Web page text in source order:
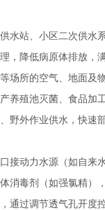
水站、小区二次供水
，降低病原体排放，
场所的空气、地面及
养殖池灭菌、食品加
野外作业供水，快速
接动力水源（如自来
消毒剂（如强氯精）
通过调节透气孔开度